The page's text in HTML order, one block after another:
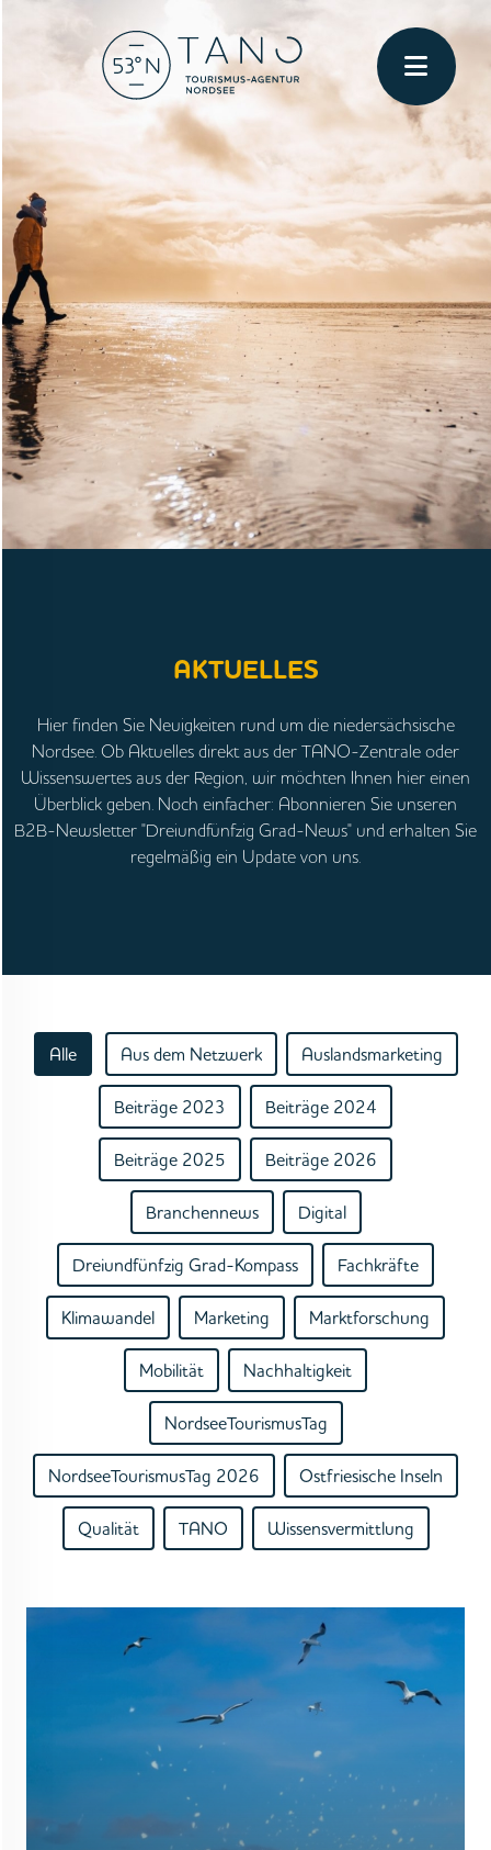
AKTUELLES
Hier finden Sie Neuigkeiten rund um die niedersächsische
Nordsee. Ob Aktuelles direkt aus der TANO-Zentrale oder
Wissenswertes aus der Region, wir möchten Ihnen hier einen
Überblick geben. Noch einfacher: Abonnieren Sie unseren
B2B-Newsletter "Dreiundfünfzig Grad-News" und erhalten Sie
regelmäßig ein Update von uns.
Alle Aus dem Netzwerk Auslandsmarketing
Beiträge 2023 Beiträge 2024
Beiträge 2025 Beiträge 2026
Branchennews Digital
Dreiundfünfzig Grad-Kompass Fachkräfte
Klimawandel Marketing Marktforschung
Mobilität Nachhaltigkeit
NordseeTourismusTag
NordseeTourismusTag 2026 Ostfriesische Inseln
Qualität TANO Wissensvermittlung